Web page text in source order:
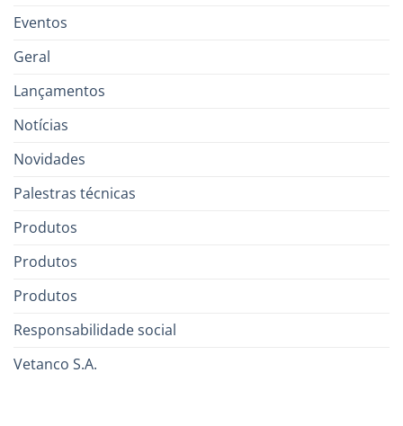
Eventos
Geral
Lançamentos
Notícias
Novidades
Palestras técnicas
Produtos
Produtos
Produtos
Responsabilidade social
Vetanco S.A.